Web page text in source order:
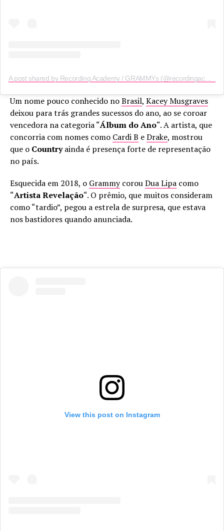
A post shared by Recording Academy / GRAMMYs (@recordingacademy)
Um nome pouco conhecido noBrasil, Kacey Musgraves
deixou para trás grandes sucessos do ano, ao se coroar
vencedora na categoria “Álbum do Ano“. A artista, que
concorria com nomes como Cardi B eDrake, mostrou
que o Countryainda é presença forte de representação
no país.
Esquecida em 2018, o GrammycorouDua Lipa como
“Artista Revelação“. O prêmio, que muitos consideram
como “tardio”, pegou a estrela de surpresa, que estava
nos bastidores quando anunciada.
View this post on Instagram